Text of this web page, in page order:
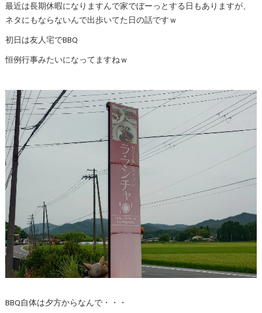
最近は長期休暇になりますんで家でぼーっとする日もありますが、
ネタにもならないんで出歩いてた日の話ですｗ
初日は友人宅でBBQ
恒例行事みたいになってますねｗ
BBQ自体は夕方からなんで・・・